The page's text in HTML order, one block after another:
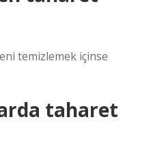
temizlemek içinse
taharet